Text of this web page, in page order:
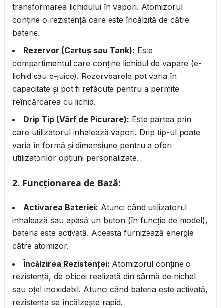
transformarea lichidului în vapori. Atomizorul
conține o rezistență care este încălzită de către
baterie.
Rezervor (Cartuș sau Tank): Este
compartimentul care conține lichidul de vapare (e-
lichid sau e-juice). Rezervoarele pot varia în
capacitate și pot fi refăcute pentru a permite
reîncărcarea cu lichid.
Drip Tip (Vârf de Picurare): Este partea prin
care utilizatorul inhalează vapori. Drip tip-ul poate
varia în formă și dimensiune pentru a oferi
utilizatorilor opțiuni personalizate.
2. Funcționarea de Bază:
Activarea Bateriei: Atunci când utilizatorul
inhalează sau apasă un buton (în funcție de model),
bateria este activată. Aceasta furnizează energie
către atomizor.
Încălzirea Rezistenței: Atomizorul conține o
rezistență, de obicei realizată din sârmă de nichel
sau oțel inoxidabil. Atunci când bateria este activată,
rezistența se încălzește rapid.